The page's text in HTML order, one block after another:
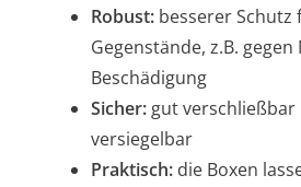
Robust: besserer Schutz
Gegenstände, z.B. gegen
Beschädigung
Sicher:gut verschließbar
versiegelbar
Praktisch: die Boxen